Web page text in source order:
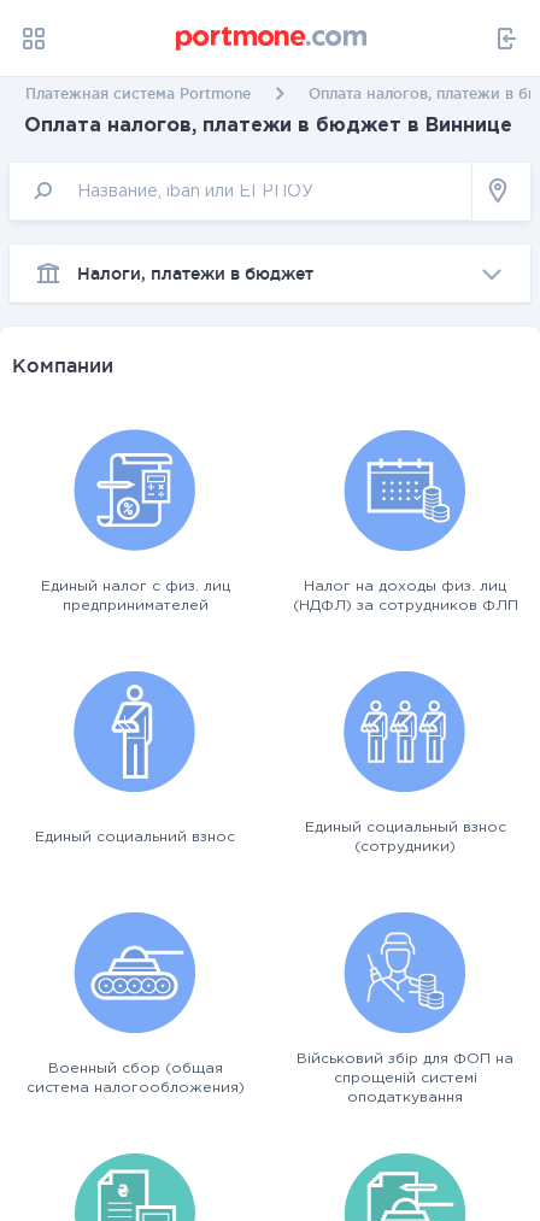
Платежная система Portmone Оплата налогов, платежи в
Оплата налогов, платежи в бюджет в Виннице
Налоги, платежи в бюджет
Компании
Единый налог с физ. лиц
предпринимателей
Налог на доходы физ. лиц
(НДФЛ) за сотрудников ФЛП
Единый социальний взнос
Единый социальный взнос
(сотрудники)
Военный сбор (общая
система налогообложения)
Військовий збір для ФОП на
спрощеній системі
оподаткування